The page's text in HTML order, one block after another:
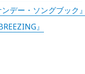
デー・ソングブック』
』